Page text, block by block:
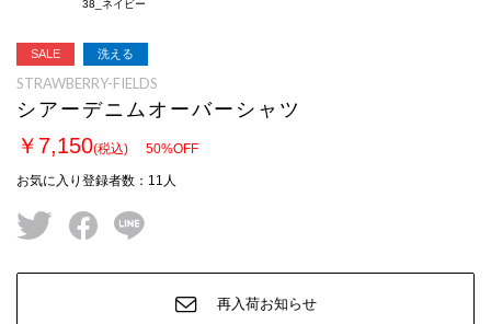
38_ネイビー
SALE 洗える
STRAWBERRY-FIELDS
シアーデニムオーバーシャツ
￥7,150(税込) 50%OFF
お気に入り登録者数 ： 11 人
twitter facebook
再入荷お知らせ